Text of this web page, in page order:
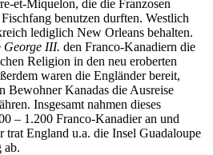
et-Miquelon, die die Franzosen
benutzen durften. Westlich
lediglich New Orleans behalten.
George III. den Franco-Kanadiern die
Religion in den neu eroberten
waren die Engländer bereit,
Bewohner Kanadas die Ausreise
Insgesamt nahmen dieses
– 1.200 Franco-Kanadier an und
England u.a. die Insel Guadaloupe
ab.